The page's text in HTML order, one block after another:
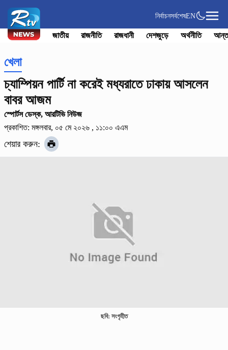
নির্বাচনসর্বশেষEN
জাতীয় রাজনীতি রাজধানী দেশজুড়ে অর্থনীতি
খেলা
চ্যাম্পিয়ন পার্টি না করেই মধ্যরাতে ঢাকায় আসলেন
বাবর আজম
স্পোর্টস ডেস্ক, আরটিভি নিউজ
প্রকাশিত: মঙ্গলবার, ০৫ মে ২০২৬ , ১১:০০ এএম
শেয়ার করুন:
ছবি: সংগৃহীত